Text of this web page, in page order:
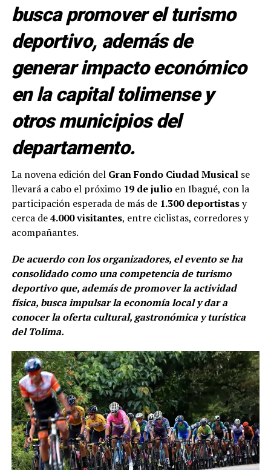
busca promover el turismo
deportivo, además de
generar impacto económico
en la capital tolimense y
otros municipios del
departamento.
La novena edición del Gran Fondo Ciudad Musicalse
llevará a cabo el próximo 19 de julioen Ibagué, con la
participación esperada de más de 1.300 deportistasy
cerca de4.000 visitantes, entre ciclistas, corredores y
acompañantes.
De acuerdo con los organizadores, el evento se ha
consolidado como una competencia de turismo
deportivo que, además de promover la actividad
física, busca impulsar la economía local y dar a
conocer la oferta cultural, gastronómica y turística
del Tolima.